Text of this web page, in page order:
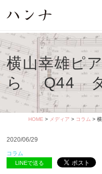
横山幸雄ピ
ら Q44 タ
HOME > メディア > コラム >
2020/06/29
コラム
LINEで送る